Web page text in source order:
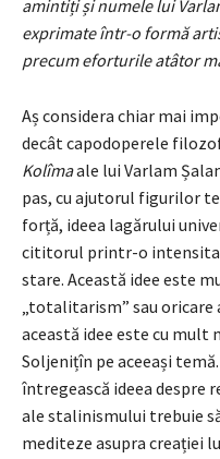
amintiți și numele lui
exprimate într-o formă
precum eforturile atâtor
Aș considera chiar mai
decât capodoperele
Kolîmaale lui Varlam
pas, cu ajutorul figurilor
forță, ideea lagărului
cititorul printr-o
stare. Această idee este
„totalitarism” sau oricare
această idee este cu mult
Soljenițîn pe aceeași
întregească ideea despre
ale stalinismului trebuie
mediteze asupra creației